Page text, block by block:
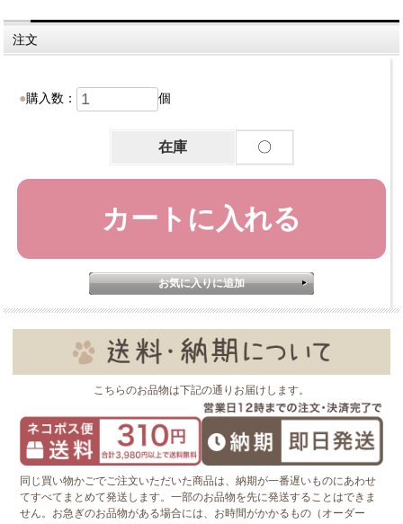
注文
購入数： 個
在庫 〇
こちらのお品物は下記の通りお届けします。
同じ買い物かごでご注文いただいた商品は、納期が一番遅いものにあわせ
てすべてまとめて発送します。一部のお品物を先に発送することはできま
せん。お急ぎのお品物がある場合には、お時間がかかるもの（オーダー